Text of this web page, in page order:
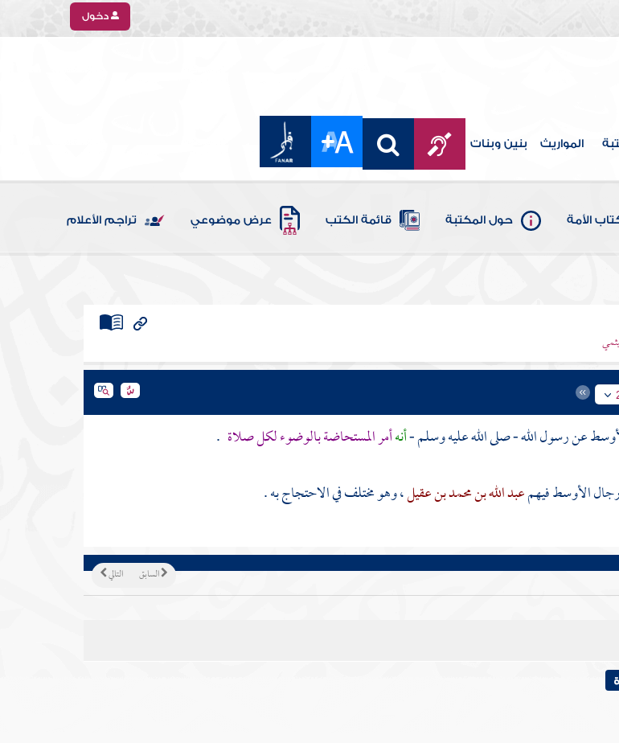
دخول
المواريث بنين وبنات
الأمة حول المكتبة قائمة الكتب عرض موضوعي تراجم الأعلام
عن رسول الله - صلى الله عليه وسلم -أنهأمر المستحاضة بالوضوء لكل صلاة .
الأوسط فيهمعبد الله بن محمد بن عقيل، وهو مختلف في الاحتجاج به .
التالي السابق